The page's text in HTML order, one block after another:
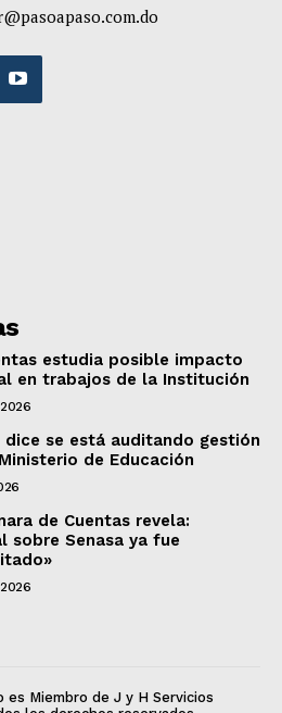
estudia posible impacto
en trabajos de la Institución
dice se está auditando gestión
de Educación
de Cuentas revela:
sobre Senasa ya fue
es Miembro de J y H Servicios